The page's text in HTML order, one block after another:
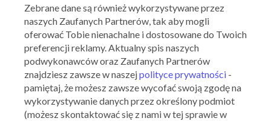
Zebrane dane są również wykorzystywane przez
naszych Zaufanych Partnerów, tak aby mogli
oferować Tobie nienachalne i dostosowane do Twoich
preferencji reklamy. Aktualny spis naszych
podwykonawców oraz Zaufanych Partnerów
znajdziesz zawsze w naszejpolityce prywatności -
pamiętaj, że możesz zawsze wycofać swoją zgodę na
wykorzystywanie danych przez określony podmiot
(możesz skontaktować się z nami w tej sprawie w